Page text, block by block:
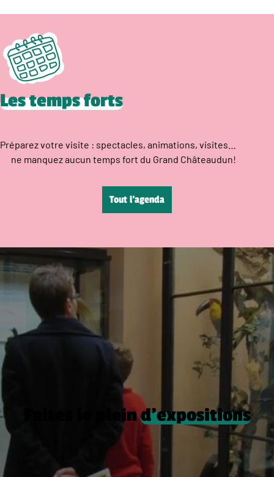
Les temps forts
Préparez votre visite : spectacles, animations, visites…
ne manquez aucun temps fort du Grand Châteaudun!
Tout l’agenda
Faites le pleind’expositions